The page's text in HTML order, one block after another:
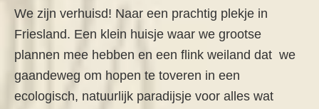
We zijn verhuisd! Naar een prachtig plekje in
Friesland. Een klein huisje waar we grootse
plannen mee hebben en een flink weiland dat we
gaandeweg om hopen te toveren in een
ecologisch, natuurlijk paradijsje voor alles wat